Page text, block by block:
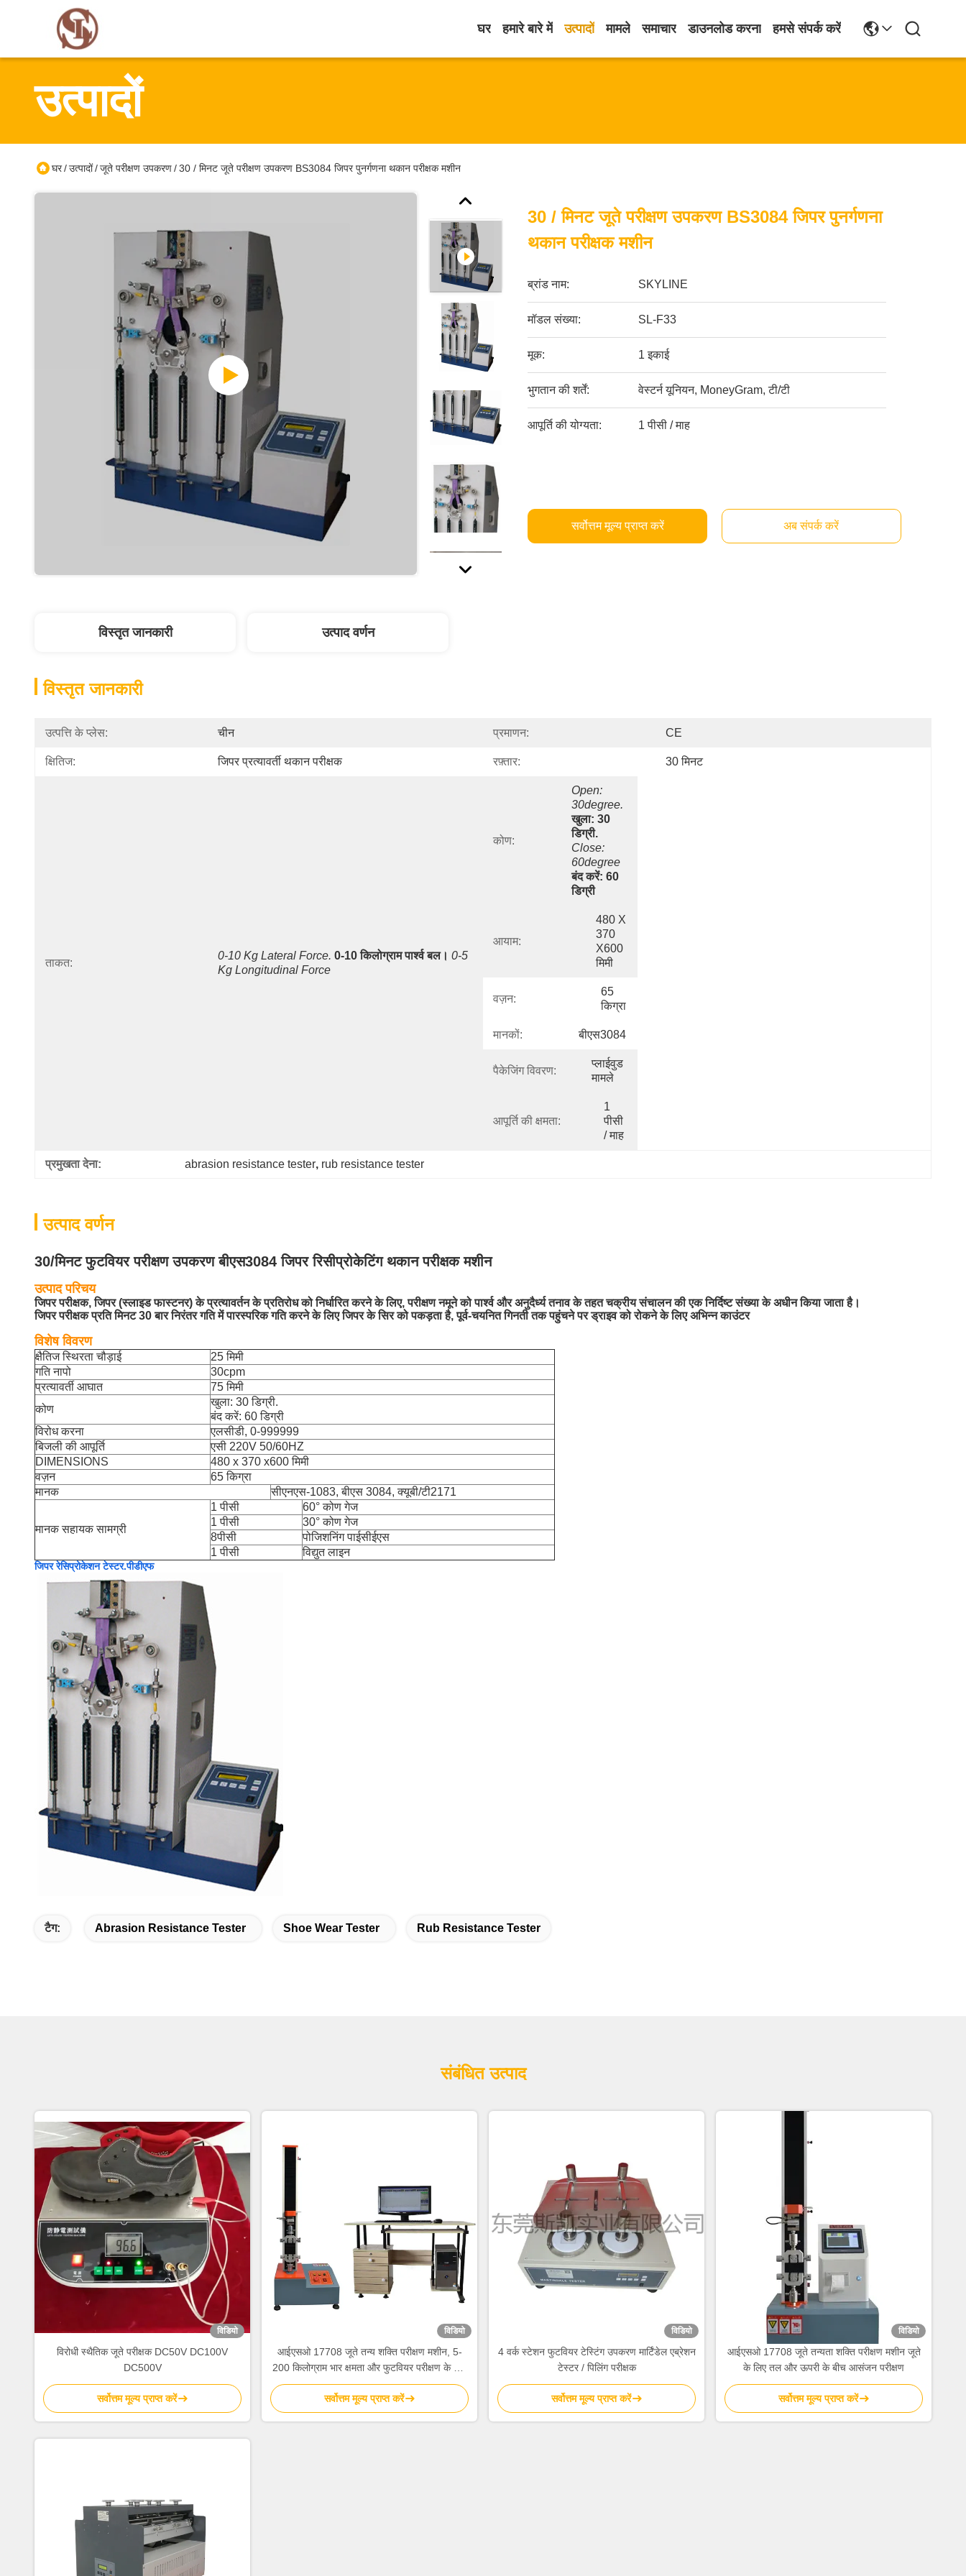
घर हमारे बारे में उत्पादों मामले समाचार डाउनलोड करना हमसे संपर्क करें
उत्पादों
घर/उत्पादों/जूते परीक्षण उपकरण/30 / मिनट जूते परीक्षण उपकरण BS3084 जिपर पुनर्गणना थकान परीक्षक मशीन
30 / मिनट जूते परीक्षण उपकरण BS3084 जिपर पुनर्गणना
थकान परीक्षक मशीन
ब्रांड नाम: SKYLINE
मॉडल संख्या: SL-F33
मूक: 1 इकाई
भुगतान की शर्तें: वेस्टर्न यूनियन, MoneyGram, टी/टी
आपूर्ति की योग्यता: 1 पीसी / माह
सर्वोत्तम मूल्य प्राप्त करें अब संपर्क करें
विस्तृत जानकारी उत्पाद वर्णन
विस्तृत जानकारी
उत्पत्ति के प्लेस: चीन प्रमाणन: CE
क्षितिज: जिपर प्रत्यावर्ती थकान परीक्षक रफ़्तार: 30 मिनट
ताकत:
0-10 Kg Lateral Force. 0-10 किलोग्राम पार्श्व बल। 0-5
Kg Longitudinal Force
कोण:
Open:
30degree.
खुला: 30
डिग्री.
Close:
60degree
बंद करें: 60
डिग्री
आयाम:
480 X
370
X600
मिमी
वज़न:
65
किग्रा
मानकों: बीएस3084
पैकेजिंग विवरण:
प्लाईवुड
मामले
आपूर्ति की क्षमता:
1
पीसी
/ माह
प्रमुखता देना: abrasion resistance tester, rub resistance tester
उत्पाद वर्णन
30/मिनट फुटवियर परीक्षण उपकरण बीएस3084 जिपर रिसीप्रोकेटिंग थकान परीक्षक मशीन
उत्पाद परिचय
जिपर परीक्षक, जिपर (स्लाइड फास्टनर) के प्रत्यावर्तन के प्रतिरोध को निर्धारित करने के लिए, परीक्षण नमूने को पार्श्व और अनुदैर्ध्य तनाव के तहत चक्रीय संचालन की एक निर्दिष्ट संख्या के अधीन किया जाता है।
जिपर परीक्षक प्रति मिनट 30 बार निरंतर गति में पारस्परिक गति करने के लिए जिपर के सिर को पकड़ता है, पूर्व-चयनित गिनती तक पहुंचने पर ड्राइव को रोकने के लिए अभिन्न काउंटर
विशेष विवरण
क्षैतिज स्थिरता चौड़ाई
25 मिमी
गति नापो
30cpm
प्रत्यावर्ती आघात
75 मिमी
कोण
खुला: 30 डिग्री.
बंद करें: 60 डिग्री
विरोध करना
एलसीडी, 0-999999
बिजली की आपूर्ति
एसी 220V 50/60HZ
DIMENSIONS
480 x 370 x600 मिमी
वज़न
65 किग्रा
मानक
सीएनएस-1083, बीएस 3084, क्यूबी/टी2171
मानक सहायक सामग्री
1 पीसी
60° कोण गेज
1 पीसी
30° कोण गेज
8पीसी
पोजिशनिंग पाईसीईएस
1 पीसी
विद्युत लाइन
जिपर रेसिप्रोकेशन टेस्टर.पीडीएफ
टैग: Abrasion Resistance Tester Shoe Wear Tester Rub Resistance Tester
संबंधित उत्पाद
विडियो
विरोधी स्थैतिक जूते परीक्षक DC50V DC100V
DC500V
सर्वोत्तम मूल्य प्राप्त करें
विडियो
आईएसओ 17708 जूते तन्य शक्ति परीक्षण मशीन, 5-
200 किलोग्राम भार क्षमता और फुटवियर परीक्षण के लिए
टच स्क्रीन नियंत्रण के साथ
सर्वोत्तम मूल्य प्राप्त करें
विडियो
4 वर्क स्टेशन फुटवियर टेस्टिंग उपकरण मार्टिंडेल एब्रेशन
टेस्टर / पिलिंग परीक्षक
सर्वोत्तम मूल्य प्राप्त करें
विडियो
आईएसओ 17708 जूते तन्यता शक्ति परीक्षण मशीन जूते
के लिए तल और ऊपरी के बीच आसंजन परीक्षण
सर्वोत्तम मूल्य प्राप्त करें